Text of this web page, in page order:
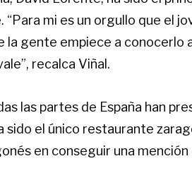
“Para mi es un orgullo que el
la gente empiece a conocerlo
recalca Viñal.
las partes de España han
sido el único restaurante
en conseguir una